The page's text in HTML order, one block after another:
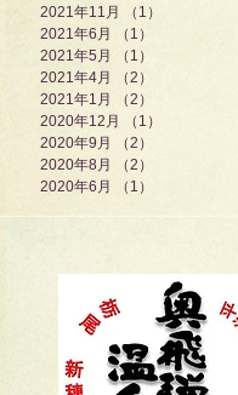
2021年11月
（1）
2021年6月
（1）
2021年5月
（1）
2021年4月
（2）
2021年1月
（2）
2020年12月
（1）
2020年9月
（2）
2020年8月
（2）
2020年6月
（1）